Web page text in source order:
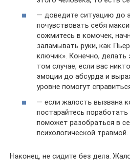
— доведите ситуацию до
почувствовать себя
сожмитесь в комочек,
заламывать руки, как
ключик». Конечно, делать
том случае, если вас
эмоции до абсурда и
уровне помогут
— если жалость вызвана
постарайтесь
поможет разобраться в
психологической травмой.
Наконец, не сидите без дела.